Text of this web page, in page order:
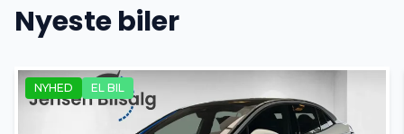
Auto nedblændelig bakspejl
Auto. start/stop
Nyeste biler
NYHED EL BIL